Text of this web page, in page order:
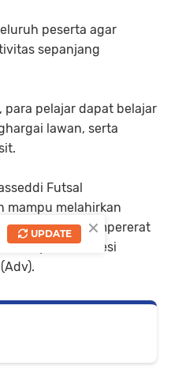
peserta agar
sepanjang
para pelajar dapat belajar
lawan, serta
Futsal
mampu melahirkan
sekaligus mempererat
wilayah Sulawesi
×
UPDATE